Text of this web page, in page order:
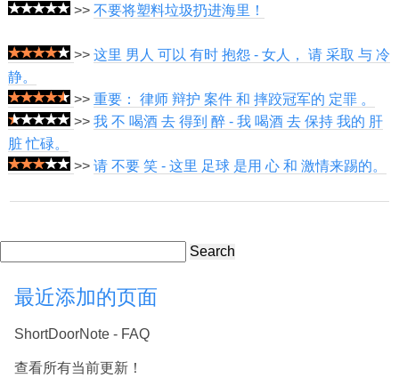
>> 不要将塑料垃圾扔进海里！
>> 这里 男人 可以 有时 抱怨 - 女人， 请 采取 与 冷
静。
>> 重要： 律师 辩护 案件 和 摔跤冠军的 定罪 。
>> 我 不 喝酒 去 得到 醉 - 我 喝酒 去 保持 我的 肝
脏 忙碌。
>> 请 不要 笑 - 这里 足球 是用 心 和 激情来踢的。
Search
最近添加的页面
ShortDoorNote - FAQ
查看所有当前更新！